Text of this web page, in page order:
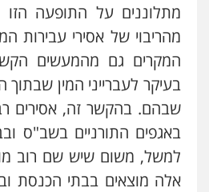
משרד עורכי דין
פלילי דיני תעבורה
0505078733
עו"ד קארין לגטיוי
פלילי פשיעה חמורה
0507446995
מתלוננים על התופעה
מהריבוי של אסירי עבירות
המקרים גם מהמעשים
בעיקר לעברייני המין
שבהם. בהקשר זה, אסירים
באגפים התורניים בשב"ס
למשל, משום שיש שם רוב
אלה מוצאים בבתי הכנסת